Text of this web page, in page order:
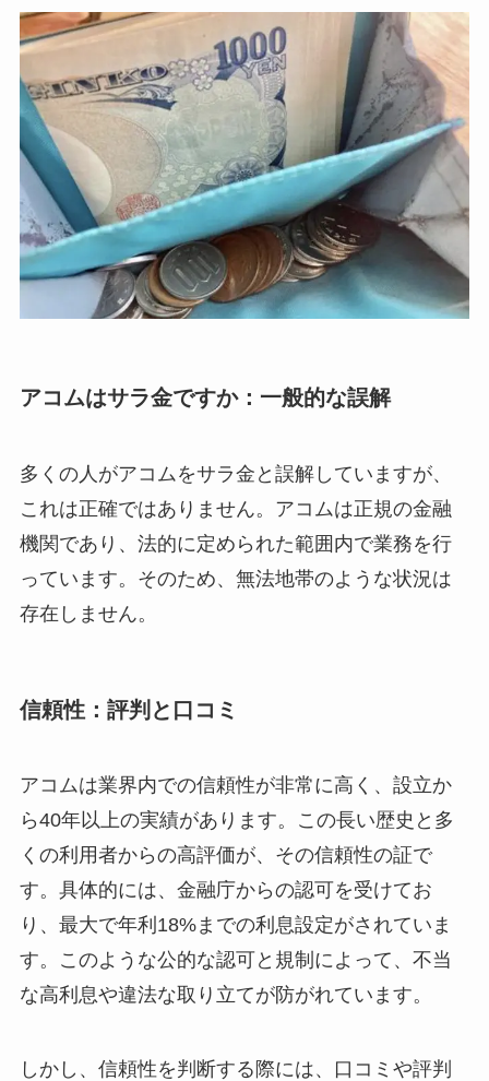
アコムはサラ金ですか：一般的な誤解
多くの人がアコムをサラ金と誤解していますが、
これは正確ではありません。アコムは正規の金融
機関であり、法的に定められた範囲内で業務を行
っています。そのため、無法地帯のような状況は
存在しません。
信頼性：評判と口コミ
アコムは業界内での信頼性が非常に高く、設立か
ら40年以上の実績があります。この長い歴史と多
くの利用者からの高評価が、その信頼性の証で
す。具体的には、金融庁からの認可を受けてお
り、最大で年利18%までの利息設定がされていま
す。このような公的な認可と規制によって、不当
な高利息や違法な取り立てが防がれています。
しかし、信頼性を判断する際には、口コミや評判